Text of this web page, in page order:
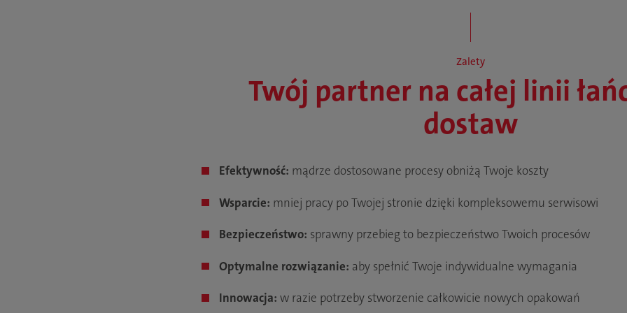
Zalety
Twój partner na całej linii
dostaw
Efektywność: mądrze dostosowane procesy obniżą Twoje koszty
Wsparcie: mniej pracy po Twojej stronie dzięki kompleksowemu serwisowi
Bezpieczeństwo: sprawny przebieg to bezpieczeństwo Twoich procesów
Optymalne rozwiązanie: aby spełnić Twoje indywidualne wymagania
Innowacja: w razie potrzeby stworzenie całkowicie nowych opakowań